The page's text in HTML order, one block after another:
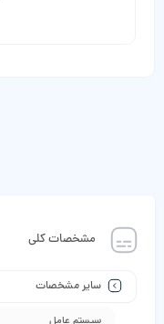
مشخصات کلی
سایر مشخصات